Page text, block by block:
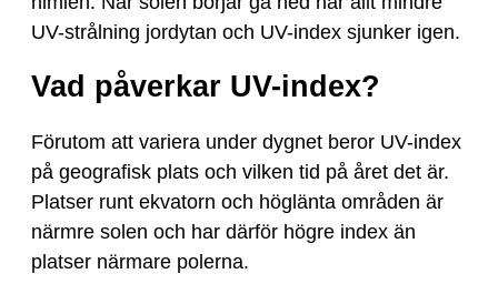
UV-strålning jordytan och UV-index sjunker igen.
Vad påverkar UV-index?
Förutom att variera under dygnet beror UV-index
på geografisk plats och vilken tid på året det är.
Platser runt ekvatorn och höglänta områden är
närmre solen och har därför högre index än
platser närmare polerna.